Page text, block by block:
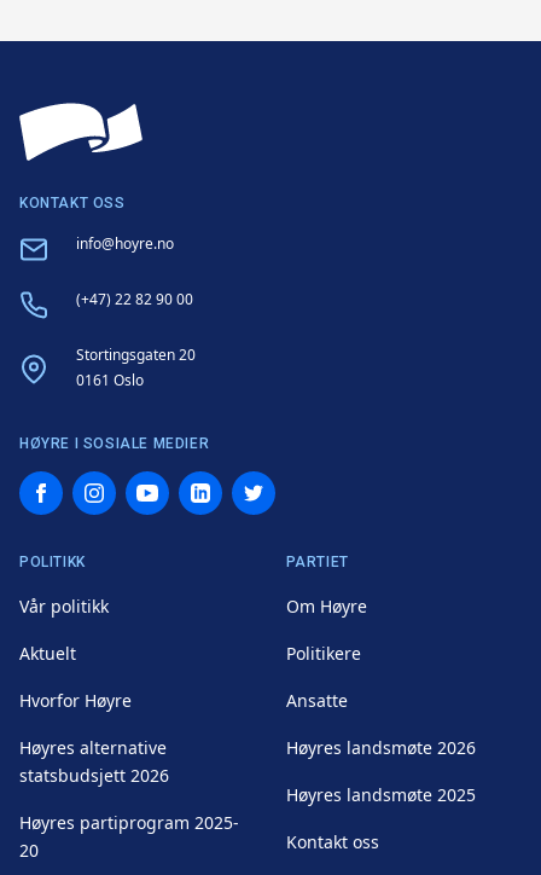
KONTAKT OSS
Email info@hoyre.no
Phone(+47) 22 82 90 00
AddressStortingsgaten 20
0161 Oslo
HØYRE I SOSIALE MEDIER
FacebookInstagramYouTubeLinkedInTwitter
POLITIKK
Vår politikk
Aktuelt
Hvorfor Høyre
Høyres alternative
statsbudsjett 2026
Høyres partiprogram 2025-
20
PARTIET
Om Høyre
Politikere
Ansatte
Høyres landsmøte 2026
Høyres landsmøte 2025
Kontakt oss